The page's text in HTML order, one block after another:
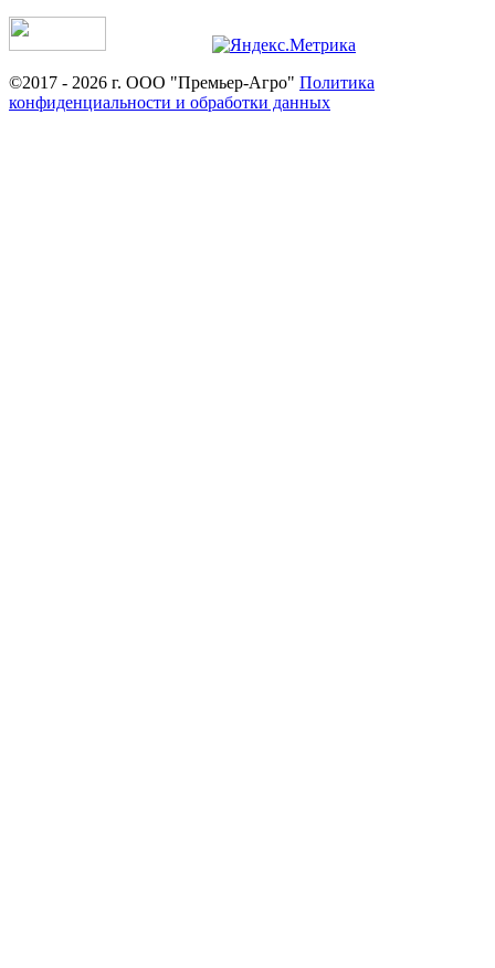
©2017 - 2026 г. ООО "Премьер-Агро" Политика
конфиденциальности и обработки данных